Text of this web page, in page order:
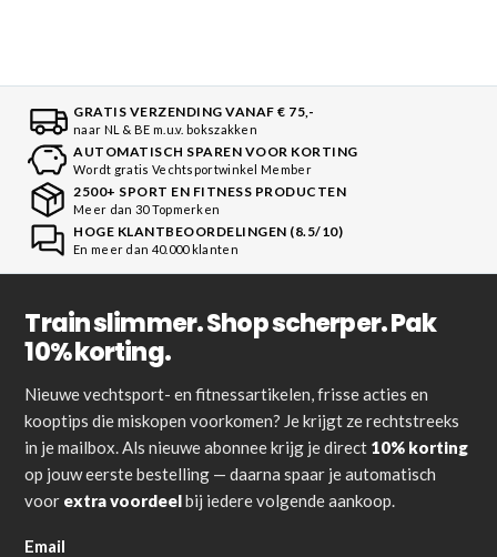
GRATIS VERZENDING VANAF € 75,-
naar NL & BE m.u.v. bokszakken
AUTOMATISCH SPAREN VOOR KORTING
Wordt gratis Vechtsportwinkel Member
2500+ SPORT EN FITNESS PRODUCTEN
Meer dan 30 Topmerken
HOGE KLANTBEOORDELINGEN (8.5/10)
En meer dan 40.000 klanten
Train slimmer. Shop scherper. Pak
10% korting.
Nieuwe vechtsport- en fitnessartikelen, frisse acties en
kooptips die miskopen voorkomen? Je krijgt ze rechtstreeks
in je mailbox. Als nieuwe abonnee krijg je direct 10% korting
op jouw eerste bestelling — daarna spaar je automatisch
voor extra voordeelbij iedere volgende aankoop.
Email